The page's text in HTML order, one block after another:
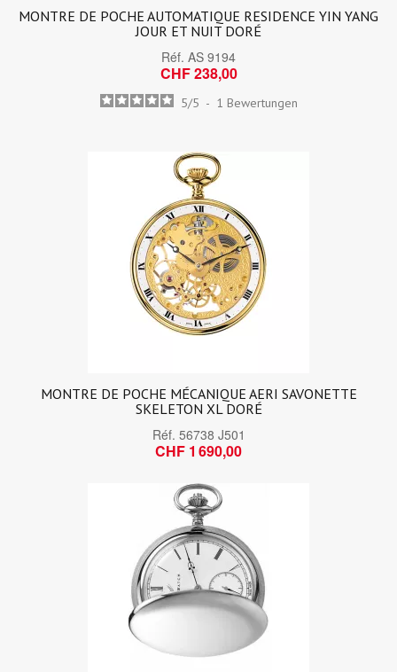
MONTRE DE POCHE AUTOMATIQUE RESIDENCE YIN YANG
JOUR ET NUIT DORÉ
Réf. AS 9194
CHF 238,00
5/5 - 1 Bewertungen
MONTRE DE POCHE MÉCANIQUE AERI SAVONETTE
SKELETON XL DORÉ
Réf. 56738 J501
CHF 1 690,00